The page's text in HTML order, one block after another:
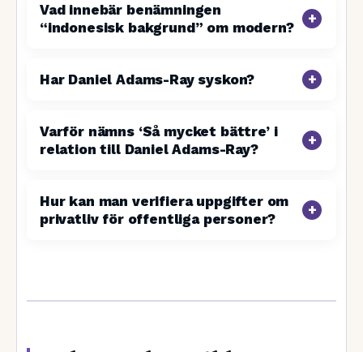
Vad innebär benämningen
“indonesisk bakgrund” om modern?
Har Daniel Adams-Ray syskon?
Varför nämns ‘Så mycket bättre’ i
relation till Daniel Adams-Ray?
Hur kan man verifiera uppgifter om
privatliv för offentliga personer?